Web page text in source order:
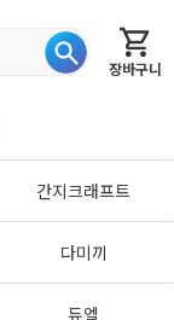
장바구니
간지크래프트
다미끼
듀엘